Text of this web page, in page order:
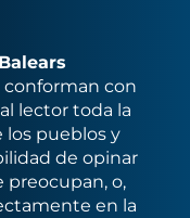
conforman con
lector toda la
los pueblos y
de opinar
preocupan, o,
en la